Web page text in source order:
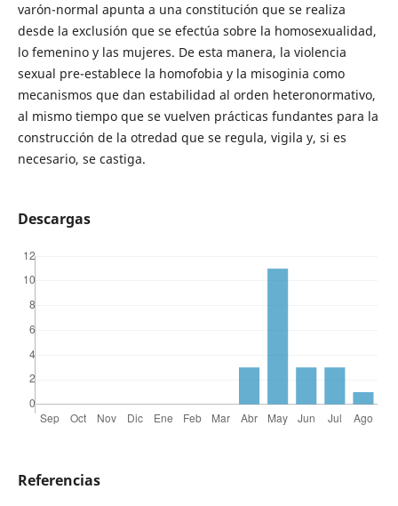
varón-normal apunta a una constitución que se realiza
desde la exclusión que se efectúa sobre la homosexualidad,
lo femenino y las mujeres. De esta manera, la violencia
sexual pre-establece la homofobia y la misoginia como
mecanismos que dan estabilidad al orden heteronormativo,
al mismo tiempo que se vuelven prácticas fundantes para la
construcción de la otredad que se regula, vigila y, si es
necesario, se castiga.
Descargas
Referencias